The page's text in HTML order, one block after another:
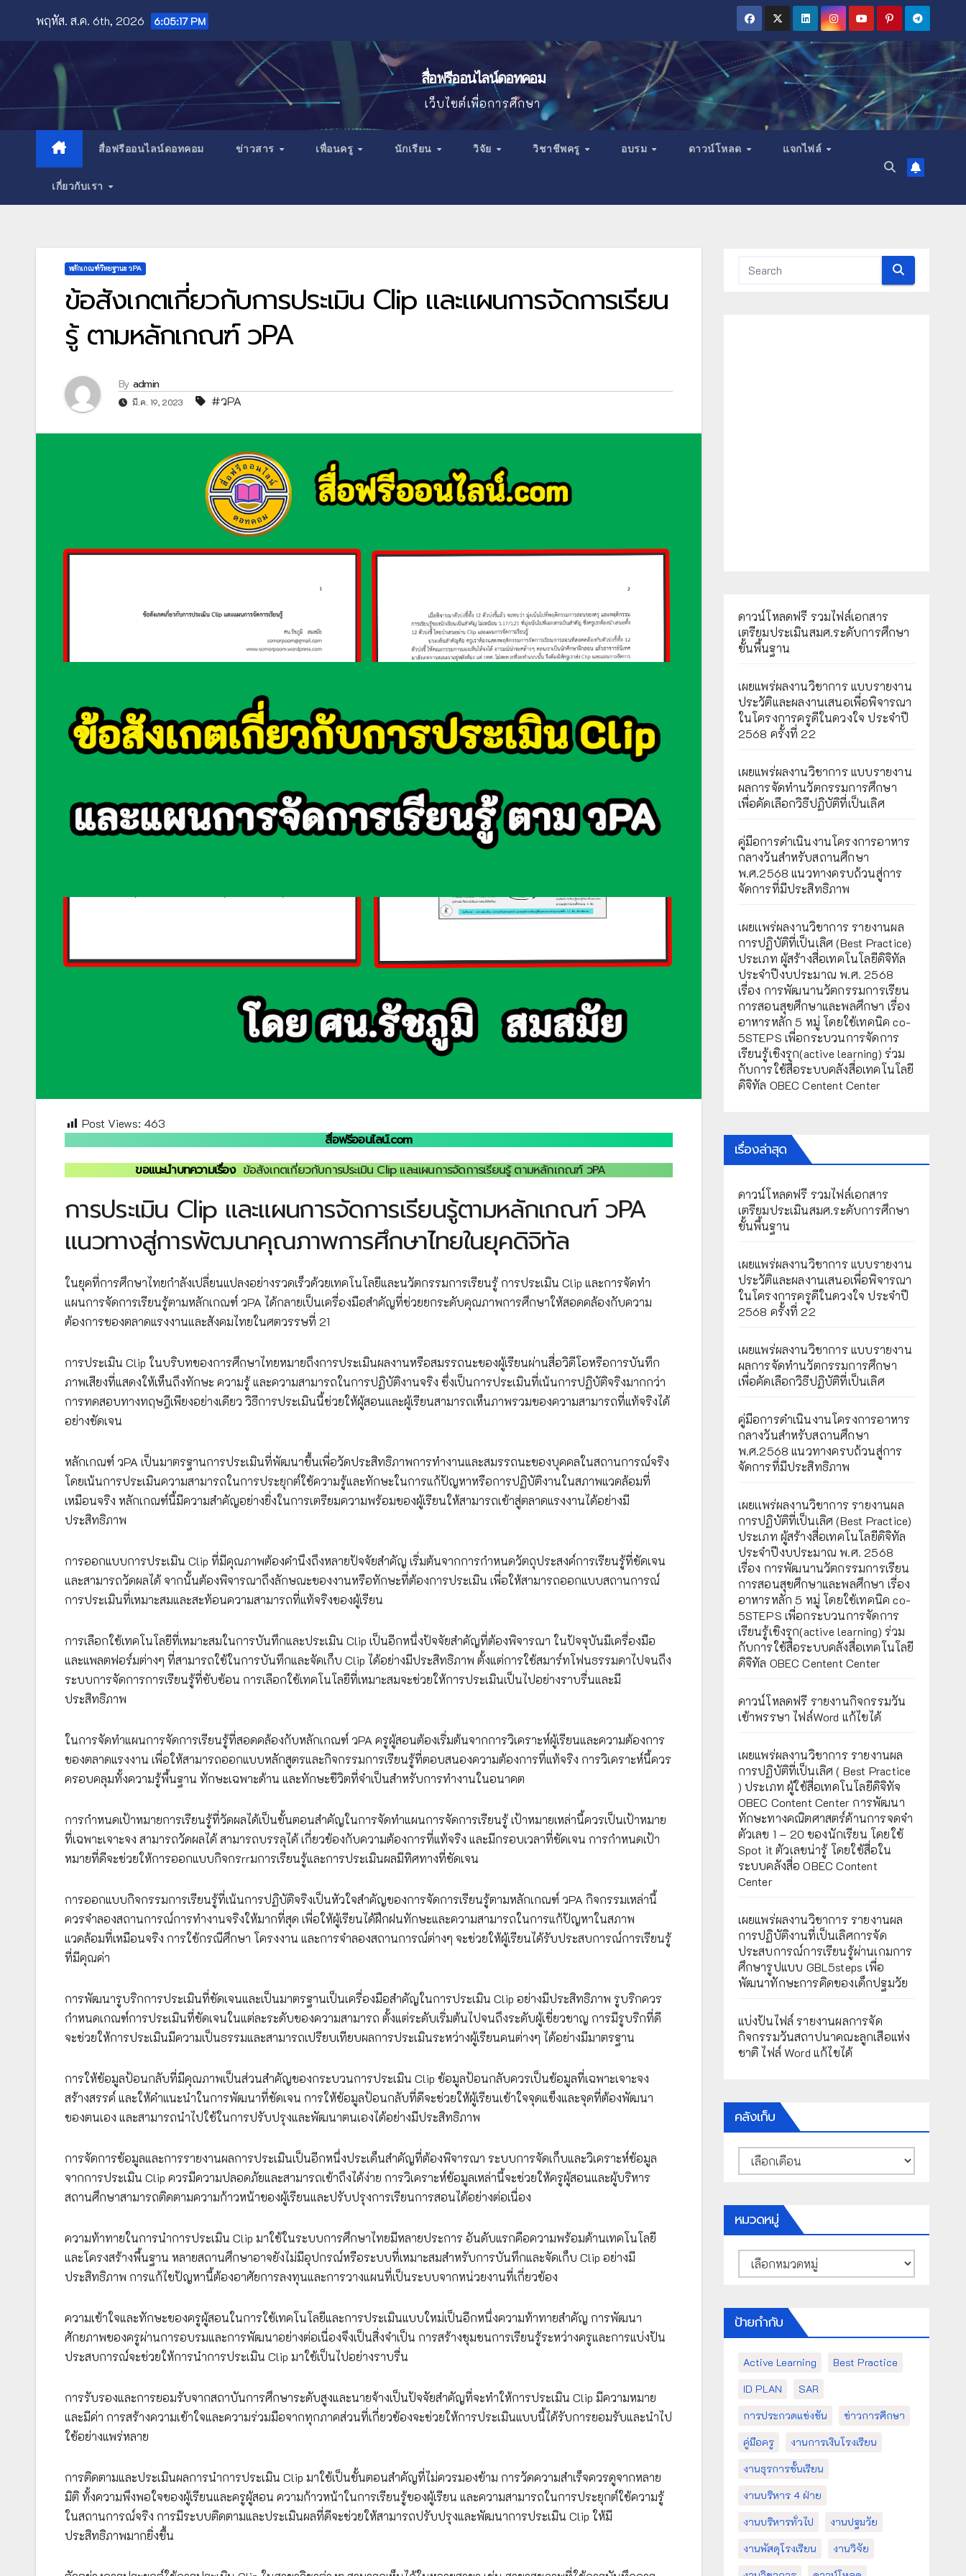
content
พฤหัส. ส.ค. 6th, 2026 6:05:18 PM
สื่อฟรีออนไลน์ดอทคอม
เว็บไซต์เพื่อการศึกษา
สื่อฟรีออนไลน์ดอทคอม ข่าวสาร เพื่อนครู นักเรียน วิจัย วิชาชีพครู อบรม ดาวน์โหลด แจกไฟล์
เกี่ยวกับเรา
หลักเกณฑ์วิทยฐานะ วPA
ข้อสังเกตเกี่ยวกับการประเมิน Clip และแผนการจัดการเรียน
รู้ ตามหลักเกณฑ์ วPA
By admin
มี.ค. 19, 2023 #วPA
Post Views: 463
สื่อฟรีออนไลน์.com
ขอแนะนำบทความเรื่อง ข้อสังเกตเกี่ยวกับการประเมิน Clip และแผนการจัดการเรียนรู้ ตามหลักเกณฑ์ วPA
การประเมิน Clip และแผนการจัดการเรียนรู้ตามหลักเกณฑ์ วPA
แนวทางสู่การพัฒนาคุณภาพการศึกษาไทยในยุคดิจิทัล
ในยุคที่การศึกษาไทยกำลังเปลี่ยนแปลงอย่างรวดเร็วด้วยเทคโนโลยีและนวัตกรรมการเรียนรู้ การประเมิน Clip และการจัดทำ
แผนการจัดการเรียนรู้ตามหลักเกณฑ์ วPA ได้กลายเป็นเครื่องมือสำคัญที่ช่วยยกระดับคุณภาพการศึกษาให้สอดคล้องกับความ
ต้องการของตลาดแรงงานและสังคมไทยในศตวรรษที่ 21
การประเมิน Clip ในบริบทของการศึกษาไทยหมายถึงการประเมินผลงานหรือสมรรถนะของผู้เรียนผ่านสื่อวิดีโอหรือการบันทึก
ภาพเสียงที่แสดงให้เห็นถึงทักษะ ความรู้ และความสามารถในการปฏิบัติงานจริง ซึ่งเป็นการประเมินที่เน้นการปฏิบัติจริงมากกว่า
การทดสอบทางทฤษฎีเพียงอย่างเดียว วิธีการประเมินนี้ช่วยให้ผู้สอนและผู้เรียนสามารถเห็นภาพรวมของความสามารถที่แท้จริงได้
อย่างชัดเจน
หลักเกณฑ์ วPA เป็นมาตรฐานการประเมินที่พัฒนาขึ้นเพื่อวัดประสิทธิภาพการทำงานและสมรรถนะของบุคคลในสถานการณ์จริง
โดยเน้นการประเมินความสามารถในการประยุกต์ใช้ความรู้และทักษะในการแก้ปัญหาหรือการปฏิบัติงานในสภาพแวดล้อมที่
เหมือนจริง หลักเกณฑ์นี้มีความสำคัญอย่างยิ่งในการเตรียมความพร้อมของผู้เรียนให้สามารถเข้าสู่ตลาดแรงงานได้อย่างมี
ประสิทธิภาพ
การออกแบบการประเมิน Clip ที่มีคุณภาพต้องคำนึงถึงหลายปัจจัยสำคัญ เริ่มต้นจากการกำหนดวัตถุประสงค์การเรียนรู้ที่ชัดเจน
และสามารถวัดผลได้ จากนั้นต้องพิจารณาถึงลักษณะของงานหรือทักษะที่ต้องการประเมิน เพื่อให้สามารถออกแบบสถานการณ์
การประเมินที่เหมาะสมและสะท้อนความสามารถที่แท้จริงของผู้เรียน
การเลือกใช้เทคโนโลยีที่เหมาะสมในการบันทึกและประเมิน Clip เป็นอีกหนึ่งปัจจัยสำคัญที่ต้องพิจารณา ในปัจจุบันมีเครื่องมือ
และแพลตฟอร์มต่างๆ ที่สามารถใช้ในการบันทึกและจัดเก็บ Clip ได้อย่างมีประสิทธิภาพ ตั้งแต่การใช้สมาร์ทโฟนธรรมดาไปจนถึง
ระบบการจัดการการเรียนรู้ที่ซับซ้อน การเลือกใช้เทคโนโลยีที่เหมาะสมจะช่วยให้การประเมินเป็นไปอย่างราบรื่นและมี
ประสิทธิภาพ
ในการจัดทำแผนการจัดการเรียนรู้ที่สอดคล้องกับหลักเกณฑ์ วPA ครูผู้สอนต้องเริ่มต้นจากการวิเคราะห์ผู้เรียนและความต้องการ
ของตลาดแรงงาน เพื่อให้สามารถออกแบบหลักสูตรและกิจกรรมการเรียนรู้ที่ตอบสนองความต้องการที่แท้จริง การวิเคราะห์นี้ควร
ครอบคลุมทั้งความรู้พื้นฐาน ทักษะเฉพาะด้าน และทักษะชีวิตที่จำเป็นสำหรับการทำงานในอนาคต
การกำหนดเป้าหมายการเรียนรู้ที่วัดผลได้เป็นขั้นตอนสำคัญในการจัดทำแผนการจัดการเรียนรู้ เป้าหมายเหล่านี้ควรเป็นเป้าหมาย
ที่เฉพาะเจาะจง สามารถวัดผลได้ สามารถบรรลุได้ เกี่ยวข้องกับความต้องการที่แท้จริง และมีกรอบเวลาที่ชัดเจน การกำหนดเป้า
หมายที่ดีจะช่วยให้การออกแบบกิจกรrrมการเรียนรู้และการประเมินผลมีทิศทางที่ชัดเจน
การออกแบบกิจกรรมการเรียนรู้ที่เน้นการปฏิบัติจริงเป็นหัวใจสำคัญของการจัดการเรียนรู้ตามหลักเกณฑ์ วPA กิจกรรมเหล่านี้
ควรจำลองสถานการณ์การทำงานจริงให้มากที่สุด เพื่อให้ผู้เรียนได้ฝึกฝนทักษะและความสามารถในการแก้ปัญหาในสภาพ
แวดล้อมที่เหมือนจริง การใช้กรณีศึกษา โครงงาน และการจำลองสถานการณ์ต่างๆ จะช่วยให้ผู้เรียนได้รับประสบการณ์การเรียนรู้
ที่มีคุณค่า
การพัฒนารูบริกการประเมินที่ชัดเจนและเป็นมาตรฐานเป็นเครื่องมือสำคัญในการประเมิน Clip อย่างมีประสิทธิภาพ รูบริกควร
กำหนดเกณฑ์การประเมินที่ชัดเจนในแต่ละระดับของความสามารถ ตั้งแต่ระดับเริ่มต้นไปจนถึงระดับผู้เชี่ยวชาญ การมีรูบริกที่ดี
จะช่วยให้การประเมินมีความเป็นธรรมและสามารถเปรียบเทียบผลการประเมินระหว่างผู้เรียนคนต่างๆ ได้อย่างมีมาตรฐาน
การให้ข้อมูลป้อนกลับที่มีคุณภาพเป็นส่วนสำคัญของกระบวนการประเมิน Clip ข้อมูลป้อนกลับควรเป็นข้อมูลที่เฉพาะเจาะจง
สร้างสรรค์ และให้คำแนะนำในการพัฒนาที่ชัดเจน การให้ข้อมูลป้อนกลับที่ดีจะช่วยให้ผู้เรียนเข้าใจจุดแข็งและจุดที่ต้องพัฒนา
ของตนเอง และสามารถนำไปใช้ในการปรับปรุงและพัฒนาตนเองได้อย่างมีประสิทธิภาพ
การจัดการข้อมูลและการรายงานผลการประเมินเป็นอีกหนึ่งประเด็นสำคัญที่ต้องพิจารณา ระบบการจัดเก็บและวิเคราะห์ข้อมูล
จากการประเมิน Clip ควรมีความปลอดภัยและสามารถเข้าถึงได้ง่าย การวิเคราะห์ข้อมูลเหล่านี้จะช่วยให้ครูผู้สอนและผู้บริหาร
สถานศึกษาสามารถติดตามความก้าวหน้าของผู้เรียนและปรับปรุงการเรียนการสอนได้อย่างต่อเนื่อง
ความท้าทายในการนำการประเมิน Clip มาใช้ในระบบการศึกษาไทยมีหลายประการ อันดับแรกคือความพร้อมด้านเทคโนโลยี
และโครงสร้างพื้นฐาน หลายสถานศึกษาอาจยังไม่มีอุปกรณ์หรือระบบที่เหมาะสมสำหรับการบันทึกและจัดเก็บ Clip อย่างมี
ประสิทธิภาพ การแก้ไขปัญหานี้ต้องอาศัยการลงทุนและการวางแผนที่เป็นระบบจากหน่วยงานที่เกี่ยวข้อง
ความเข้าใจและทักษะของครูผู้สอนในการใช้เทคโนโลยีและการประเมินแบบใหม่เป็นอีกหนึ่งความท้าทายสำคัญ การพัฒนา
ศักยภาพของครูผ่านการอบรมและการพัฒนาอย่างต่อเนื่องจึงเป็นสิ่งจำเป็น การสร้างชุมชนการเรียนรู้ระหว่างครูและการแบ่งปัน
ประสบการณ์จะช่วยให้การนำการประเมิน Clip มาใช้เป็นไปอย่างราบรื่น
การรับรองและการยอมรับจากสถาบันการศึกษาระดับสูงและนายจ้างเป็นปัจจัยสำคัญที่จะทำให้การประเมิน Clip มีความหมาย
และมีค่า การสร้างความเข้าใจและความร่วมมือจากทุกภาคส่วนที่เกี่ยวข้องจะช่วยให้การประเมินแบบนี้ได้รับการยอมรับและนำไป
ใช้อย่างแพร่หลาย
การติดตามและประเมินผลการนำการประเมิน Clip มาใช้เป็นขั้นตอนสำคัญที่ไม่ควรมองข้าม การวัดความสำเร็จควรดูจากหลาย
มิติ ทั้งความพึงพอใจของผู้เรียนและครูผู้สอน ความก้าวหน้าในการเรียนรู้ของผู้เรียน และความสามารถในการประยุกต์ใช้ความรู้
ในสถานการณ์จริง การมีระบบติดตามและประเมินผลที่ดีจะช่วยให้สามารถปรับปรุงและพัฒนาการประเมิน Clip ให้มี
ประสิทธิภาพมากยิ่งขึ้น
ดาวน์โหลดฟรี รวมไฟล์เอกสาร
เตรียมประเมินสมศ.ระดับการศึกษา
ขั้นพื้นฐาน
เผยแพร่ผลงานวิชาการ แบบรายงาน
ประวัติและผลงานเสนอเพื่อพิจารณา
ในโครงการครูดีในดวงใจ ประจำปี
2568 ครั้งที่ 22
เผยแพร่ผลงานวิชาการ แบบรายงาน
ผลการจัดทำนวัตกรรมการศึกษา
เพื่อคัดเลือกวิธีปฏิบัติที่เป็นเลิศ
คู่มือการดำเนินงานโครงการอาหาร
กลางวันสำหรับสถานศึกษา
พ.ศ.2568 แนวทางครบถ้วนสู่การ
จัดการที่มีประสิทธิภาพ
เผยเเพร่ผลงานวิชาการ รายงานผล
การปฏิบัติที่เป็นเลิศ (Best Practice)
ประเภท ผู้สร้างสื่อเทคโนโลยีดิจิทัล
ประจำปีงบประมาณ พ.ศ. 2568
เรื่อง การพัฒนานวัตกรรมการเรียน
การสอนสุขศึกษาและพลศึกษา เรื่อง
อาหารหลัก 5 หมู่ โดยใช้เทคนิค co-
5STEPS เพื่อกระบวนการจัดการ
เรียนรู้เชิงรุก(active learning) ร่วม
กับการใช้สื่อระบบคลังสื่อเทคโนโลยี
ดิจิทัล OBEC Centent Center
เรื่องล่าสุด
ดาวน์โหลดฟรี รวมไฟล์เอกสาร
เตรียมประเมินสมศ.ระดับการศึกษา
ขั้นพื้นฐาน
เผยแพร่ผลงานวิชาการ แบบรายงาน
ประวัติและผลงานเสนอเพื่อพิจารณา
ในโครงการครูดีในดวงใจ ประจำปี
2568 ครั้งที่ 22
เผยแพร่ผลงานวิชาการ แบบรายงาน
ผลการจัดทำนวัตกรรมการศึกษา
เพื่อคัดเลือกวิธีปฏิบัติที่เป็นเลิศ
คู่มือการดำเนินงานโครงการอาหาร
กลางวันสำหรับสถานศึกษา
พ.ศ.2568 แนวทางครบถ้วนสู่การ
จัดการที่มีประสิทธิภาพ
เผยเเพร่ผลงานวิชาการ รายงานผล
การปฏิบัติที่เป็นเลิศ (Best Practice)
ประเภท ผู้สร้างสื่อเทคโนโลยีดิจิทัล
ประจำปีงบประมาณ พ.ศ. 2568
เรื่อง การพัฒนานวัตกรรมการเรียน
การสอนสุขศึกษาและพลศึกษา เรื่อง
อาหารหลัก 5 หมู่ โดยใช้เทคนิค co-
5STEPS เพื่อกระบวนการจัดการ
เรียนรู้เชิงรุก(active learning) ร่วม
กับการใช้สื่อระบบคลังสื่อเทคโนโลยี
ดิจิทัล OBEC Centent Center
ดาวน์โหลดฟรี รายงานกิจกรรมวัน
เข้าพรรษา ไฟล์Word แก้ไขได้
เผยแพร่ผลงานวิชาการ รายงานผล
การปฏิบัติที่เป็นเลิศ ( Best Practice
) ประเภท ผู้ใช้สื่อเทคโนโลยีดิจิทัจ
OBEC Content Center การพัฒนา
ทักษะทางคณิตศาสตร์ด้านการจดจำ
ตัวเลข 1 – 20 ของนักเรียน โดยใช้
Spot it ตัวเลขน่ารู้ โดยใช้สื่อใน
ระบบคลังสื่อ OBEC Content
Center
เผยแพร่ผลงานวิชาการ รายงานผล
การปฏิบัติงานที่เป็นเลิศการจัด
ประสบการณ์การเรียนรู้ผ่านเกมการ
ศึกษารูปแบบ GBL5steps เพื่อ
พัฒนาทักษะการคิดของเด็กปฐมวัย
แบ่งปันไฟล์ รายงานผลการจัด
กิจกรรมวันสถาปนาคณะลูกเสือแห่ง
ชาติ ไฟล์ Word แก้ไขได้
คลังเก็บ
คลัง
เก็บ
หมวดหมู่
หมวด
หมู่
ป้ายกำกับ
Active Learning
Best Practice
ID PLAN
SAR
การประกวดแข่งขัน
ข่าวการศึกษา
คู่มือครู
งานการเงินโรงเรียน
งานธุรการชั้นเรียน
งานบริหาร 4 ฝ่าย
งานบริหารทั่วไป
งานปฐมวัย
งานพัสดุโรงเรียน
งานวิจัย